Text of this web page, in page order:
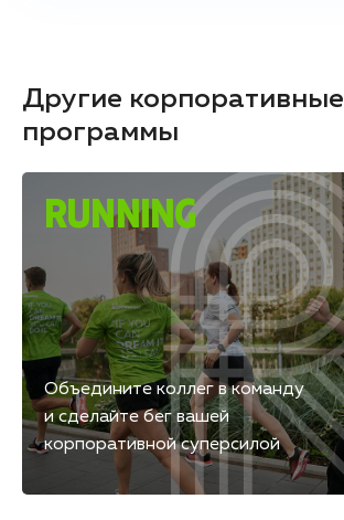
Другие корпоративные
программы
RUNNING
Объедините коллег в команду
и сделайте бег вашей
корпоративной суперсилой